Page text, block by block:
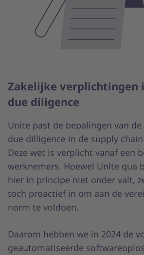
Zakelijke verplichtingen
due diligence
Unite past de bepalingen van
due dilligence in de supply chain
Deze wet is verplicht vanaf een
werknemers. Hoewel Unite qua
hier in principe niet onder valt,
toch proactief in om aan de
norm te voldoen.
Daarom hebben we in 2024 de
geautomatiseerde